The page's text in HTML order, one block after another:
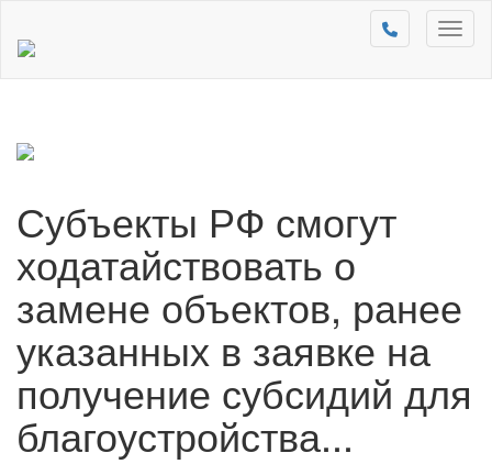
Субъекты РФ смогут
ходатайствовать о
замене объектов, ранее
указанных в заявке на
получение субсидий для
благоустройства...